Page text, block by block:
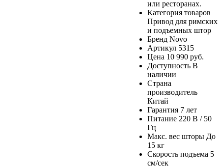
или ресторанах.
Категория товаров
Привод для римских
и подъемных штор
Бренд Novo
Артикул 5315
Цена 10 990 руб.
Доступность В
наличии
Страна
производитель
Китай
Гарантия 7 лет
Питание 220 В / 50
Гц
Макс. вес шторы До
15 кг
Скорость подъема 5
см/сек